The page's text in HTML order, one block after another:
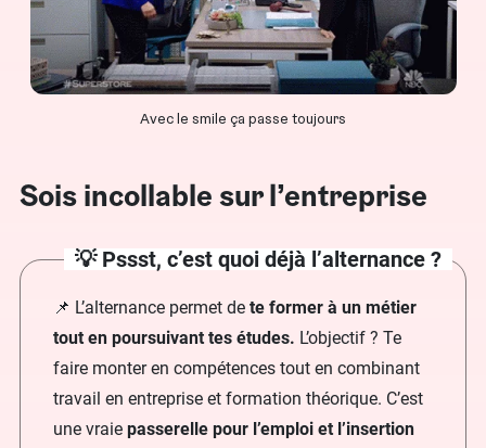
Avec le smile ça passe toujours
Sois incollable sur l’entreprise
💡 Pssst, c’est quoi déjà l’alternance ?
📌 L’alternance permet de te former à un métier
tout en poursuivant tes études. L’objectif ? Te
faire monter en compétences tout en combinant
travail en entreprise et formation théorique. C’est
une vraie passerelle pour l’emploi et l’insertion